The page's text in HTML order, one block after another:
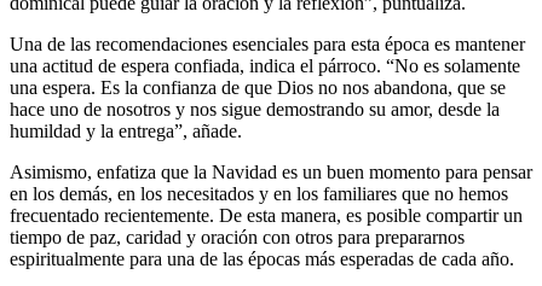
Una de las recomendaciones esenciales para esta época es mantener
una actitud de espera confiada, indica el párroco. “No es solamente
una espera. Es la confianza de que Dios no nos abandona, que se
hace uno de nosotros y nos sigue demostrando su amor, desde la
humildad y la entrega”, añade.
Asimismo, enfatiza que la Navidad es un buen momento para pensar
en los demás, en los necesitados y en los familiares que no hemos
frecuentado recientemente. De esta manera, es posible compartir un
tiempo de paz, caridad y oración con otros para prepararnos
espiritualmente para una de las épocas más esperadas de cada año.